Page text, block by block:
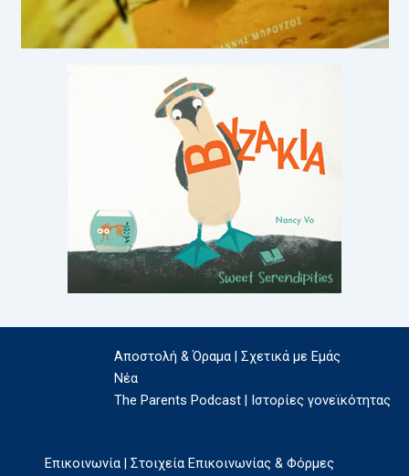
Αποστολή & Όραμα | Σχετικά με Εμάς
Νέα
The Parents Podcast | Ιστορίες γονεϊκότητας
Επικοινωνία | Στοιχεία Επικοινωνίας & Φόρμες